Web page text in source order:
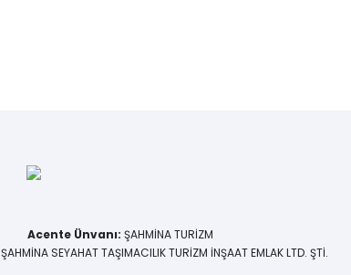
Acente Ünvanı: ŞAHMİNA TURİZM
ŞAHMİNA SEYAHAT TAŞIMACILIK TURİZM İNŞAAT EMLAK LTD. ŞTİ.